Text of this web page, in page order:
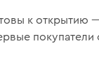
к открытию
покупатели